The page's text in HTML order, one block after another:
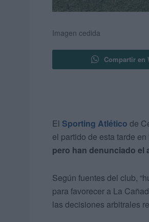
Imagen cedida
Compartir en
El Sporting Atlético de
el partido de esta tarde
pero han denunciado el
Según fuentes del club,
para favorecer a La
las decisiones arbitrales